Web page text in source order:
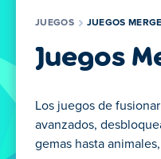
JUEGOS JUEGOS MERGE
Juegos
Los juegos de
avanzados,
gemas hasta